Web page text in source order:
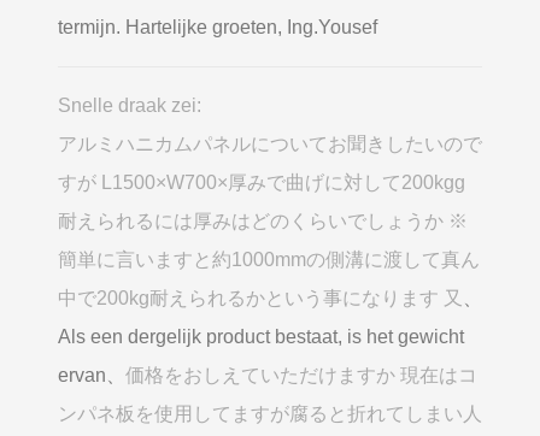
termijn. Hartelijke groeten, Ing.Yousef
Snelle draak zei:
アルミハニカムパネルについてお聞きしたいので
すが L1500×W700×厚みで曲げに対して200kgg
耐えられるには厚みはどのくらいでしょうか ※
簡単に言いますと約1000mmの側溝に渡して真ん
中で200kg耐えられるかという事になります 又
Als een dergelijk product bestaat, is het gewicht
ervan、 価格をおしえていただけますか 現在はコ
ンパネ板を使用してますが腐ると折れてしまい人